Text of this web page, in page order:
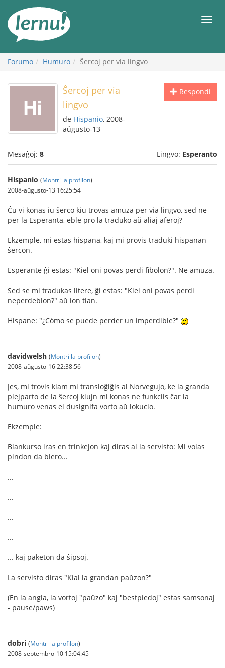
enhavo
Forumo Humuro Ŝercoj per via lingvo
Respondi
Ŝercoj per via
lingvo
de Hispanio, 2008-
aŭgusto-13
Mesaĝoj: 8 Lingvo: Esperanto
Hispanio (Montri la profilon)
2008-aŭgusto-13 16:25:54
Ĉu vi konas iu ŝerco kiu trovas amuza per via lingvo, sed ne
per la Esperanta, eble pro la traduko aŭ aliaj aferoj?
Ekzemple, mi estas hispana, kaj mi provis traduki hispanan
ŝercon.
Esperante ĝi estas: "Kiel oni povas perdi fibolon?". Ne amuza.
Sed se mi tradukas litere, ĝi estas: "Kiel oni povas perdi
neperdeblon?" aŭ ion tian.
Hispane: "¿Cómo se puede perder un imperdible?"
davidwelsh (Montri la profilon)
2008-aŭgusto-16 22:38:56
Jes, mi trovis kiam mi transloĝiĝis al Norvegujo, ke la granda
plejparto de la ŝercoj kiujn mi konas ne funkciis ĉar la
humuro venas el dusignifa vorto aŭ lokucio.
Ekzemple:
Blankurso iras en trinkejon kaj diras al la servisto: Mi volas
pindon da biero...
...
...
...
...
... kaj paketon da ŝipsoj.
La servisto diras "Kial la grandan paŭzon?"
(En la angla, la vortoj "paŭzo" kaj "bestpiedoj" estas samsonaj
- pause/paws)
dobri (Montri la profilon)
2008-septembro-10 15:04:45